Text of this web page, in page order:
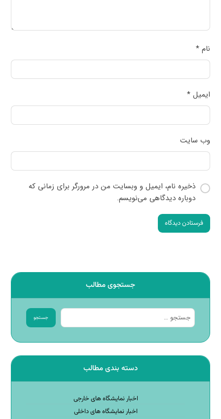
نام*
ایمیل*
وب‌ سایت
ذخیره نام، ایمیل و وبسایت من در مرورگر برای زمانی که
دوباره دیدگاهی می‌نویسم.
جستجوی مطالب
دسته بندی مطالب
اخبار نمایشگاه های خارجی
اخبار نمایشگاه های داخلی